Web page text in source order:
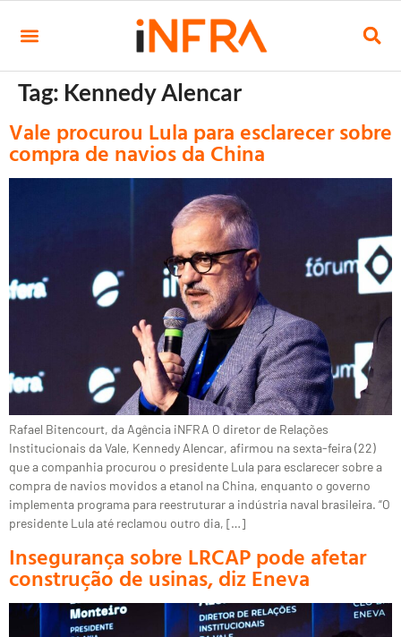
Tag: Kennedy Alencar
Vale procurou Lula para esclarecer sobre
compra de navios da China
Rafael Bitencourt, da Agência iNFRA O diretor de Relações
Institucionais da Vale, Kennedy Alencar, afirmou na sexta-feira (22)
que a companhia procurou o presidente Lula para esclarecer sobre a
compra de navios movidos a etanol na China, enquanto o governo
implementa programa para reestruturar a indústria naval brasileira. “O
presidente Lula até reclamou outro dia, […]
Insegurança sobre LRCAP pode afetar
construção de usinas, diz Eneva